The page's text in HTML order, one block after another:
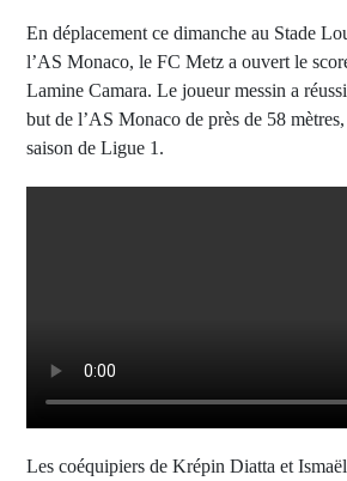
En déplacement ce dimanche au Stade
l’AS Monaco, le FC Metz a ouvert le
Lamine Camara. Le joueur messin a
but de l’AS Monaco de près de 58
saison de Ligue 1.
Les coéquipiers de Krépin Diatta et